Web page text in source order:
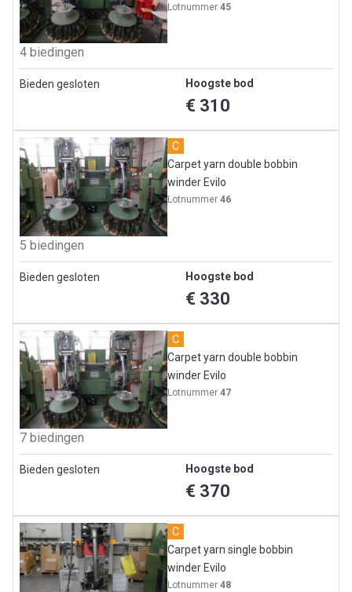
Lotnummer45
4 biedingen
Bieden gesloten Hoogste bod
€ 310
C
Carpet yarn double bobbin
winder Evilo
Lotnummer46
5 biedingen
Bieden gesloten Hoogste bod
€ 330
C
Carpet yarn double bobbin
winder Evilo
Lotnummer47
7 biedingen
Bieden gesloten Hoogste bod
€ 370
C
Carpet yarn single bobbin
winder Evilo
Lotnummer48